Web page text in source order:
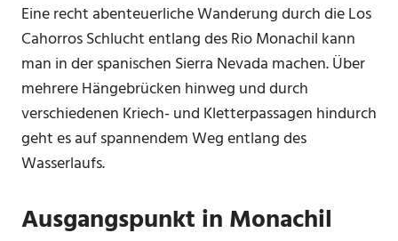
Eine recht abenteuerliche Wanderung durch die Los
Cahorros Schlucht entlang des Rio Monachil kann
man in der spanischen Sierra Nevada machen. Über
mehrere Hängebrücken hinweg und durch
verschiedenen Kriech- und Kletterpassagen hindurch
geht es auf spannendem Weg entlang des
Wasserlaufs.
Ausgangspunkt in Monachil